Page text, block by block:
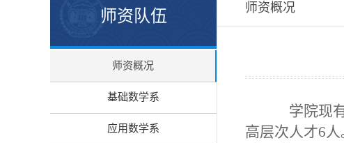
师资队伍
师资概况
基础数学系
应用数学系
师资概况
学院现有
高层次人才6